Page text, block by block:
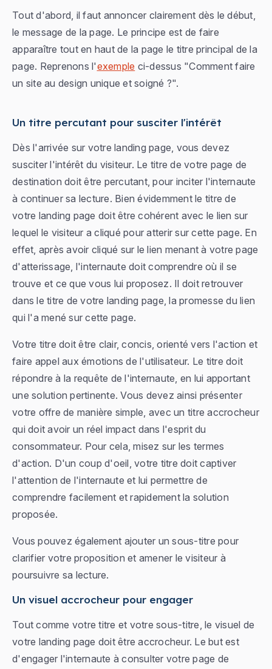
Tout d'abord, il faut annoncer clairement dès le début,
le message de la page. Le principe est de faire
apparaître tout en haut de la page le titre principal de la
page. Reprenons l'exemple ci-dessus "Comment faire
un site au design unique et soigné ?".
Un titre percutant pour susciter l'intérêt
Dès l'arrivée sur votre landing page, vous devez
susciter l'intérêt du visiteur. Le titre de votre page de
destination doit être percutant, pour inciter l'internaute
à continuer sa lecture. Bien évidemment le titre de
votre landing page doit être cohérent avec le lien sur
lequel le visiteur a cliqué pour atterir sur cette page. En
effet, après avoir cliqué sur le lien menant à votre page
d'atterissage, l'internaute doit comprendre où il se
trouve et ce que vous lui proposez. Il doit retrouver
dans le titre de votre landing page, la promesse du lien
qui l'a mené sur cette page.
Votre titre doit être clair, concis, orienté vers l'action et
faire appel aux émotions de l'utilisateur. Le titre doit
répondre à la requête de l'internaute, en lui apportant
une solution pertinente. Vous devez ainsi présenter
votre offre de manière simple, avec un titre accrocheur
qui doit avoir un réel impact dans l'esprit du
consommateur. Pour cela, misez sur les termes
d'action. D'un coup d'oeil, votre titre doit captiver
l'attention de l'internaute et lui permettre de
comprendre facilement et rapidement la solution
proposée.
Vous pouvez également ajouter un sous-titre pour
clarifier votre proposition et amener le visiteur à
poursuivre sa lecture.
Un visuel accrocheur pour engager
Tout comme votre titre et votre sous-titre, le visuel de
votre landing page doit être accrocheur. Le but est
d'engager l'internaute à consulter votre page de